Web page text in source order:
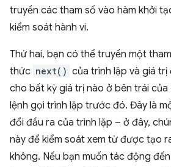
truyền các tham số vào hàm khởi
kiểm soát hành vi.
Thứ hai, bạn có thể truyền một
thức next() của trình lặp và giá
cho bất kỳ giá trị nào ở bên trái của
lệnh gọi trình lặp trước đó. Đây là
đổi đầu ra của trình lặp – ở đây,
này để kiểm soát xem từ được tạo
không. Nếu bạn muốn tác động